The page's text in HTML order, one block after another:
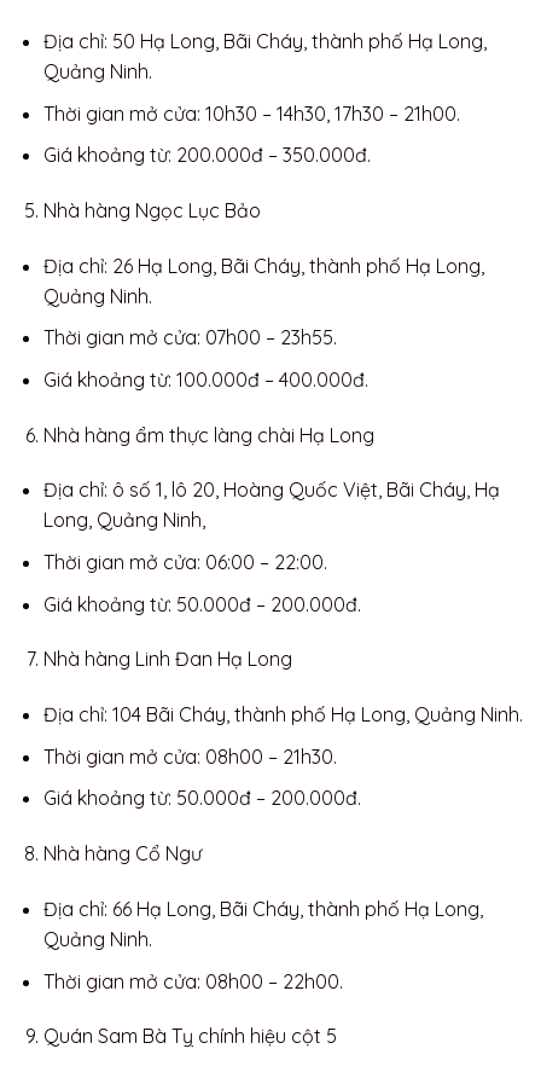
Địa chỉ: 50 Hạ Long, Bãi Cháy, thành phố Hạ Long,
Quảng Ninh.
Thời gian mở cửa: 10h30 – 14h30, 17h30 – 21h00.
Giá khoảng từ: 200.000đ – 350.000đ.
Nhà hàng Ngọc Lục Bảo
Địa chỉ: 26 Hạ Long, Bãi Cháy, thành phố Hạ Long,
Quảng Ninh.
Thời gian mở cửa: 07h00 – 23h55.
Giá khoảng từ: 100.000đ – 400.000đ.
Nhà hàng ẩm thực làng chài Hạ Long
Địa chỉ: ô số 1, lô 20, Hoàng Quốc Việt, Bãi Cháy, Hạ
Long, Quảng Ninh,
Thời gian mở cửa: 06:00 – 22:00.
Giá khoảng từ: 50.000đ – 200.000đ.
Nhà hàng Linh Đan Hạ Long
Địa chỉ: 104 Bãi Cháy, thành phố Hạ Long, Quảng Ninh.
Thời gian mở cửa: 08h00 – 21h30.
Giá khoảng từ: 50.000đ – 200.000đ.
Nhà hàng Cổ Ngư
Địa chỉ: 66 Hạ Long, Bãi Cháy, thành phố Hạ Long,
Quảng Ninh.
Thời gian mở cửa: 08h00 – 22h00.
Quán Sam Bà Tỵ chính hiệu cột 5